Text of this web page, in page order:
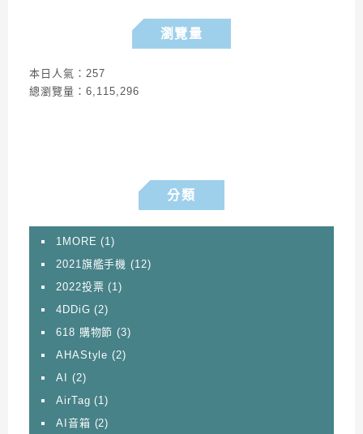
瀏覽量
本日人氣：257
總瀏覽量：6,115,296
分類
1MORE (1)
2021旗艦手機 (12)
2022投票 (1)
4DDiG (2)
618 購物節 (3)
AHAStyle (2)
AI
(2)
AirTag (1)
AI音箱 (2)